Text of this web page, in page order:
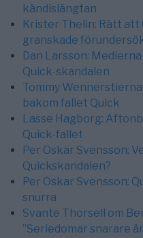
kändislängtan
Krister Thelin: Rätt att
granskade
Dan Larsson:
Quick-skandalen
Tommy
bakom fallet Quick
Lasse Hagborg:
Quick-fallet
Per Oskar Svensson:
Quickskandalen?
Per Oskar Svensson:
snurra
Svante Thorsell om
”Seriedomar snarare